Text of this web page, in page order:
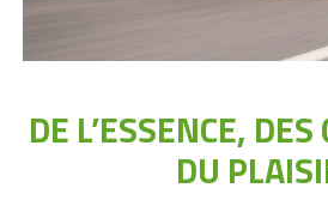
DE L’ESSENCE,
DU